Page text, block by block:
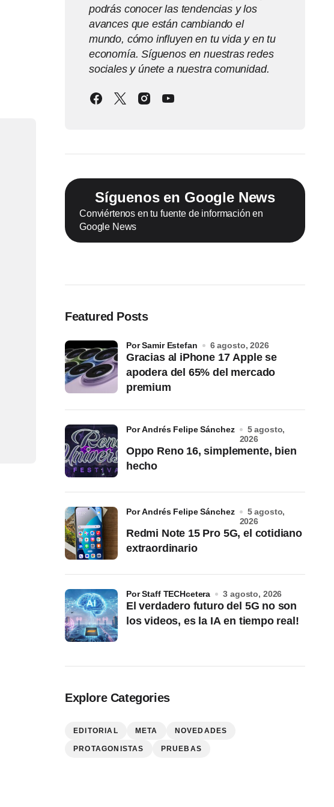
podrás conocer las tendencias y los
avances que están cambiando el
mundo, cómo influyen en tu vida y en tu
economía. Síguenos en nuestras redes
sociales y únete a nuestra comunidad.
Síguenos en Google News
Conviértenos en tu fuente de información en
Google News
Featured Posts
Gracias al iPhone 17 Apple se
apodera del 65% del mercado
premium
por Samir Estefan 6 agosto, 2026
Oppo Reno 16, simplemente, bien
hecho
por Andrés Felipe Sánchez
5 agosto,
2026
Redmi Note 15 Pro 5G, el cotidiano
extraordinario
por Andrés Felipe Sánchez
5 agosto,
2026
El verdadero futuro del 5G no son
los videos, es la IA en tiempo real!
por Staff TECHcetera 3 agosto, 2026
Explore Categories
EDITORIAL META NOVEDADES
PROTAGONISTAS PRUEBAS